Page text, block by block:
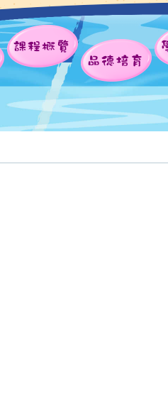
課程概覽
品德培育